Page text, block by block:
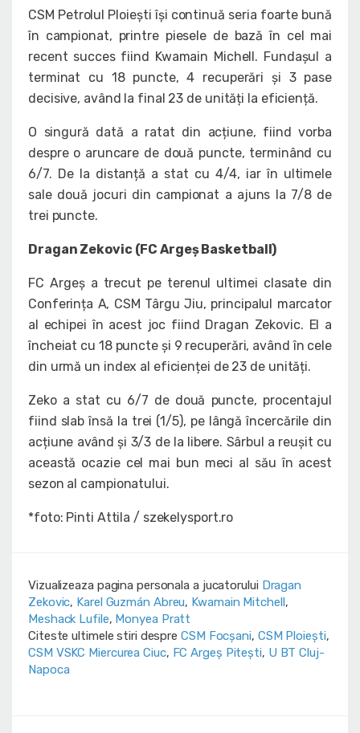
CSM Petrolul Ploiești își continuă seria foarte bună
în campionat, printre piesele de bază în cel mai
recent succes fiind Kwamain Michell. Fundașul a
terminat cu 18 puncte, 4 recuperări și 3 pase
decisive, având la final 23 de unități la eficiență.
O singură dată a ratat din acțiune, fiind vorba
despre o aruncare de două puncte, terminând cu
6/7. De la distanță a stat cu 4/4, iar în ultimele
sale două jocuri din campionat a ajuns la 7/8 de
trei puncte.
Dragan Zekovic (FC Argeș Basketball)
FC Argeș a trecut pe terenul ultimei clasate din
Conferința A, CSM Târgu Jiu, principalul marcator
al echipei în acest joc fiind Dragan Zekovic. El a
încheiat cu 18 puncte și 9 recuperări, având în cele
din urmă un index al eficienței de 23 de unități.
Zeko a stat cu 6/7 de două puncte, procentajul
fiind slab însă la trei (1/5), pe lângă încercările din
acțiune având și 3/3 de la libere. Sârbul a reușit cu
această ocazie cel mai bun meci al său în acest
sezon al campionatului.
*foto: Pinti Attila / szekelysport.ro
Vizualizeaza pagina personala a jucatorului Dragan
Zekovic, Karel Guzmán Abreu, Kwamain Mitchell,
Meshack Lufile, Monyea Pratt
Citeste ultimele stiri despre CSM Focșani, CSM Ploiești,
CSM VSKC Miercurea Ciuc, FC Argeș Pitești, U BT Cluj-
Napoca